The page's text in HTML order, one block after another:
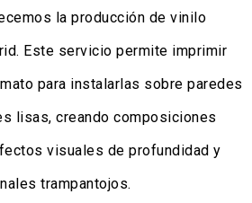
la producción de vinilo
Este servicio permite imprimir
para instalarlas sobre paredes
lisas, creando composiciones
visuales de profundidad y
trampantojos.